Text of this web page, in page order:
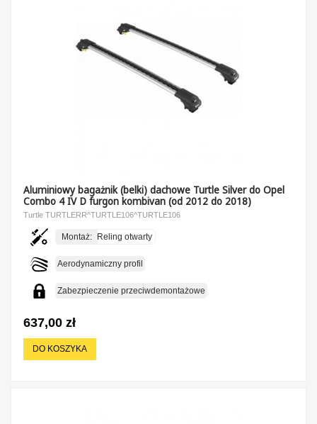
Aluminiowy bagażnik (belki) dachowe Turtle Silver do Opel
Combo 4 IV D furgon kombivan (od 2012 do 2018)
Turtle TURTLERR^TURTLE106^TURTLE106
Montaż: Reling otwarty
Aerodynamiczny profil
Zabezpieczenie przeciwdemontażowe
637,00 zł
DO KOSZYKA